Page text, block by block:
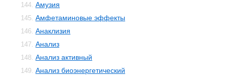
144. Амузия
145. Амфетаминовые эффекты
146. Анаклизия
147. Анализ
148. Анализ активный
149. Анализ биоэнергетический